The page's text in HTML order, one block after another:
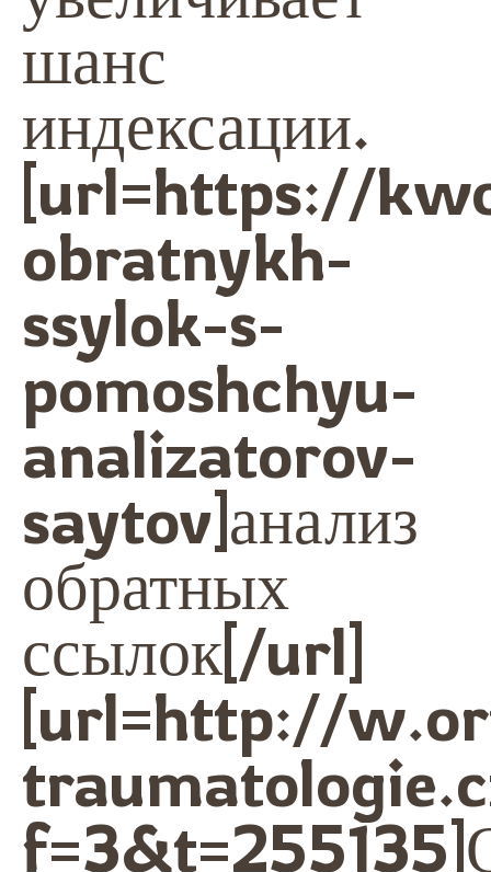
шанс
индексации.
[url=https://
obratnykh-
ssylok-s-
pomoshchyu-
analizatorov-
saytov]анализ
обратных
ссылок[/url]
[url=http://